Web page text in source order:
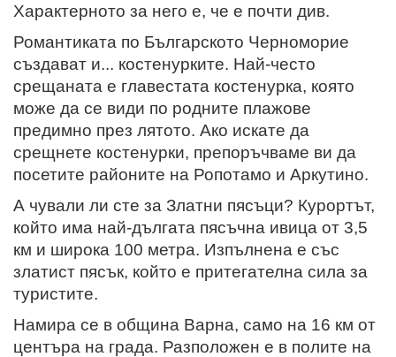
Характерното за него е, че е почти див.
Романтиката по Българското Черноморие
създават и... костенурките. Най-често
срещаната е главестата костенурка, която
може да се види по родните плажове
предимно през лятото. Ако искате да
срещнете костенурки, препоръчваме ви да
посетите районите на Ропотамо и Аркутино.
А чували ли сте за Златни пясъци? Курортът,
който има най-дългата пясъчна ивица от 3,5
км и широка 100 метра. Изпълнена е със
златист пясък, който е притегателна сила за
туристите.
Намира се в община Варна, само на 16 км от
центъра на града. Разположен е в полите на